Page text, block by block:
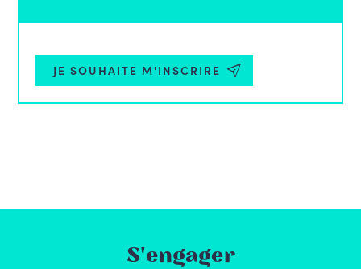
JE SOUHAITE M'INSCRIRE
S'engager